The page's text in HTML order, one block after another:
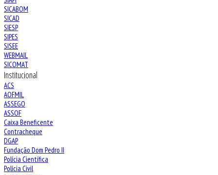
SICABOM
SICAD
SIESP
SIPES
SISEE
WEBMAIL
SICOMAT
Institucional
ACS
AOFMIL
ASSEGO
ASSOF
Caixa Beneficente
Contracheque
DGAP
Fundação Dom Pedro II
Polícia Científica
Polícia Civil